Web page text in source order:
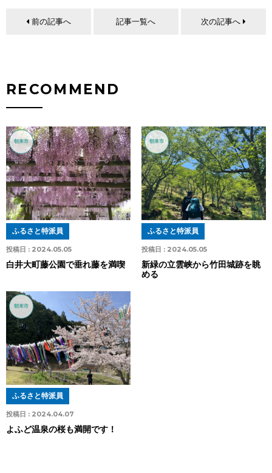
前の記事へ 記事一覧へ 次の記事へ
RECOMMEND
朝来市
投稿日 : 2024.05.05
ふるさと特派員
白井大町藤公園で垂れ藤を満喫
朝来市
投稿日 : 2024.05.05
ふるさと特派員
新緑の立雲峡から竹田城跡を眺
める
朝来市
投稿日 : 2024.04.07
ふるさと特派員
よふど温泉の桜も満開です！